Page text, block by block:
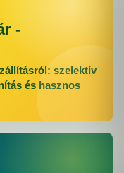
-
szelektív
és hasznos